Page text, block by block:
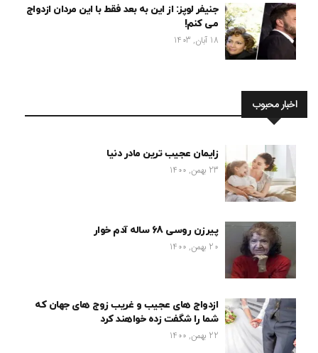
جنیفر لوپز: از این به بعد فقط با این مردان ازدواج
می کنم!
18 آبان, 1403
اخبار محبوب
زایمان عجیب ترین مادر دنیا
23 بهمن, 1400
پیرزن روسی 68 ساله آدم خوار
20 بهمن, 1400
ازدواج های عجیب و غریب زوج های جهان که
شما را شگفت زده خواهند کرد
22 بهمن, 1400